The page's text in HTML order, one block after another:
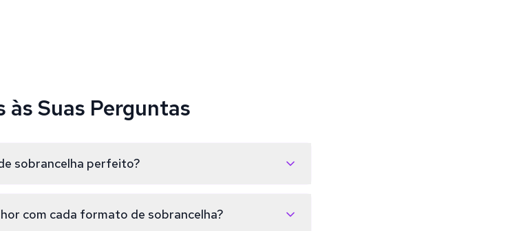
às Suas Perguntas
sobrancelha perfeito?
utiliza esses dados para calcular o formato de
com cada formato de sobrancelha?